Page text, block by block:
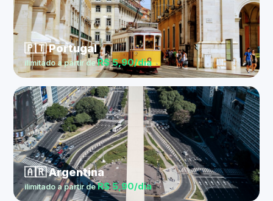
🇵🇹 Portugal
ilimitado a partir deR$ 5,90/dia
🇦🇷 Argentina
ilimitado a partir deR$ 5,90/dia